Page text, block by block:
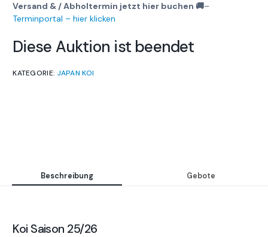
Versand & / Abholtermin jetzt hier buchen 🚚–
Terminportal – hier klicken
Diese Auktion ist beendet
KATEGORIE: JAPAN KOI
Beschreibung Gebote
Koi Saison 25/26